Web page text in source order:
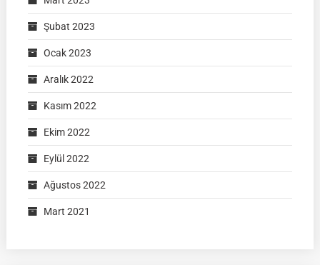
Şubat 2023
Ocak 2023
Aralık 2022
Kasım 2022
Ekim 2022
Eylül 2022
Ağustos 2022
Mart 2021